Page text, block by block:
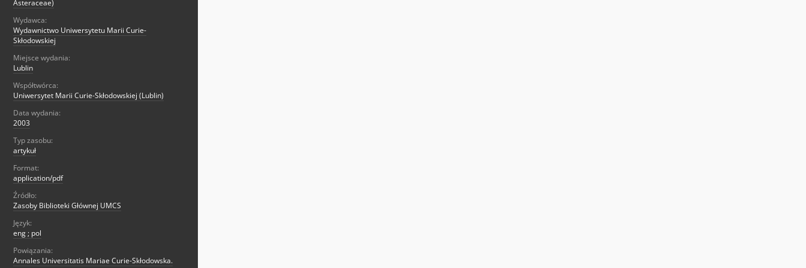
Asteraceae)
Wydawca:
Wydawnictwo Uniwersytetu Marii Curie-
Skłodowskiej
Miejsce wydania:
Lublin
Współtwórca:
Uniwersytet Marii Curie-Skłodowskiej (Lublin)
Data wydania:
2003
Typ zasobu:
artykuł
Format:
application/pdf
Źródło:
Zasoby Biblioteki Głównej UMCS
Język:
eng ; pol
Powiązania:
Annales Universitatis Mariae Curie-Skłodowska.